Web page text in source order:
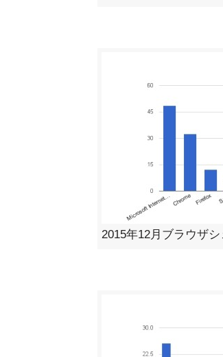
2015年12月ブラウザ